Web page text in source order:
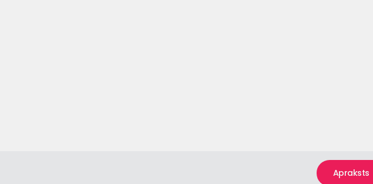
Apraksts